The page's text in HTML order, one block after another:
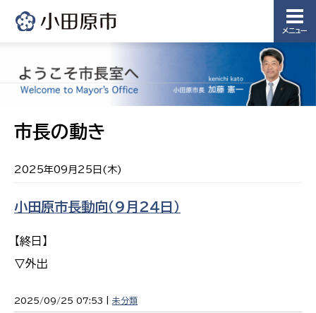
メニュー
市長の動き
2025年09月25日(木)
小田原市長動向（９月２４日）
【終日】
▽外出
2025/09/25 07:53 | 未分類